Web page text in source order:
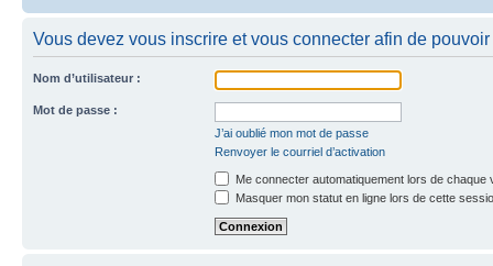
Vous devez vous inscrire et vous connecter afin de
Nom d’utilisateur :
Mot de passe :
J’ai oublié mon mot de passe
Renvoyer le courriel d’activation
Me connecter automatiquement lors de chaque
Masquer mon statut en ligne lors de cette